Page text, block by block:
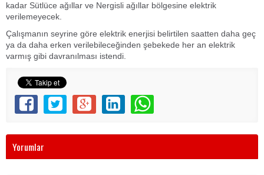
kadar Sütlüce ağıllar ve Nergisli ağıllar bölgesine elektrik
verilemeyecek.
Çalışmanın seyrine göre elektrik enerjisi belirtilen saatten daha geç
ya da daha erken verilebileceğinden şebekede her an elektrik
varmış gibi davranılması istendi.
Yorumlar